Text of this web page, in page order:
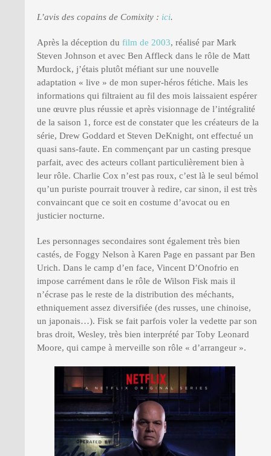
L’avis des copains de Comixity : ici.
Après la déception du film de 2003, réalisé par Mark
Steven Johnson et avec Ben Affleck dans le rôle de Matt
Murdock, j’étais plutôt méfiant sur une nouvelle
adaptation « live » de mon super-héros fétiche. Mais les
informations qui filtraient au fil des mois laissaient espérer
une œuvre plus réussie et après visionnage de l’intégralité
de la saison 1, force est de constater que les créateurs de la
série, Drew Goddard et Steven DeKnight, ont effectué un
quasi sans-faute. En commençant par un casting presque
parfait, avec des acteurs collant particulièrement bien à
leur rôle. Charlie Cox n’est pas roux, c’est là le seul bémol
qu’un puriste pourrait trouver à redire, car sinon, il est très
convaincant que ce soit en costume d’avocat ou en
justicier nocturne.
Les personnages secondaires sont également très bien
castés, de Foggy Nelson à Karen Page en passant par Ben
Urich. Dans le camp d’en face, Vincent D’Onofrio en
impose carrément dans le rôle de Wilson Fisk mais il
n’écrase pas le reste de la distribution des méchants,
ethniquement assez diversifiée (des russes, une chinoise,
un japonais…). Fisk se fait parfois voler la vedette par son
bras droit, Wesley, très bien interprété par Toby Leonard
Moore, qui campe à merveille son rôle « d’arrangeur ».